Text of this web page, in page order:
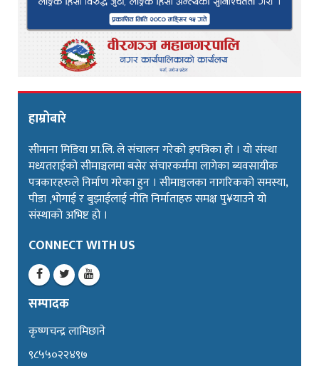
हाम्रोबारे
सीमाना मिडिया प्रा.लि. ले संचालन गरेको इपत्रिका हो । यो संस्था
मध्यतराईको सीमाञ्चलमा बसेर संचारकर्ममा लागेका ब्यवसायीक
पत्रकारहरुले निर्माण गरेका हुन । सीमाञ्चलका नागरिकको समस्या,
पीडा ,भोगाई र बुझाईलाई नीति निर्माताहरु समक्ष पु¥याउने यो
संस्थाको अभिष्ट हो ।
CONNECT WITH US
सम्पादक
कृष्णचन्द्र लामिछाने
९८५५०२२४९७